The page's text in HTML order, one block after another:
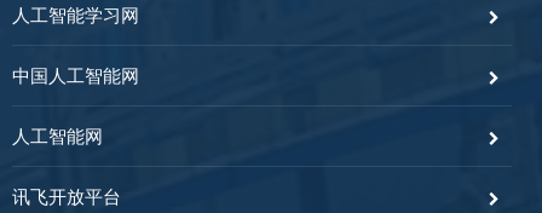
人工智能学习网
中国人工智能网
人工智能网
讯飞开放平台